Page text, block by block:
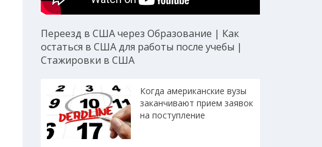
Переезд в США через Образование | Как
остаться в США для работы после учебы |
Стажировки в США
Когда американские вузы
заканчивают прием заявок
на поступление